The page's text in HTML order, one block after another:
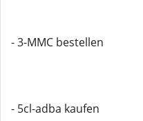
- 3-MMC bestellen
- 5cl-adba kaufen